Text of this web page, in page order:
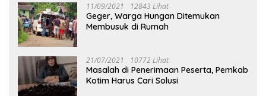
11/09/2021 12843 Lihat
Geger, Warga Hungan Ditemukan
Membusuk di Rumah
21/07/2021 10772 Lihat
Masalah di Penerimaan Peserta, Pemkab
Kotim Harus Cari Solusi